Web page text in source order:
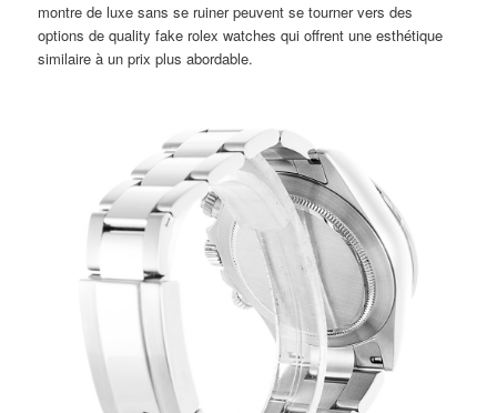
montre de luxe sans se ruiner peuvent se tourner vers des
options de quality fake rolex watches qui offrent une esthétique
similaire à un prix plus abordable.